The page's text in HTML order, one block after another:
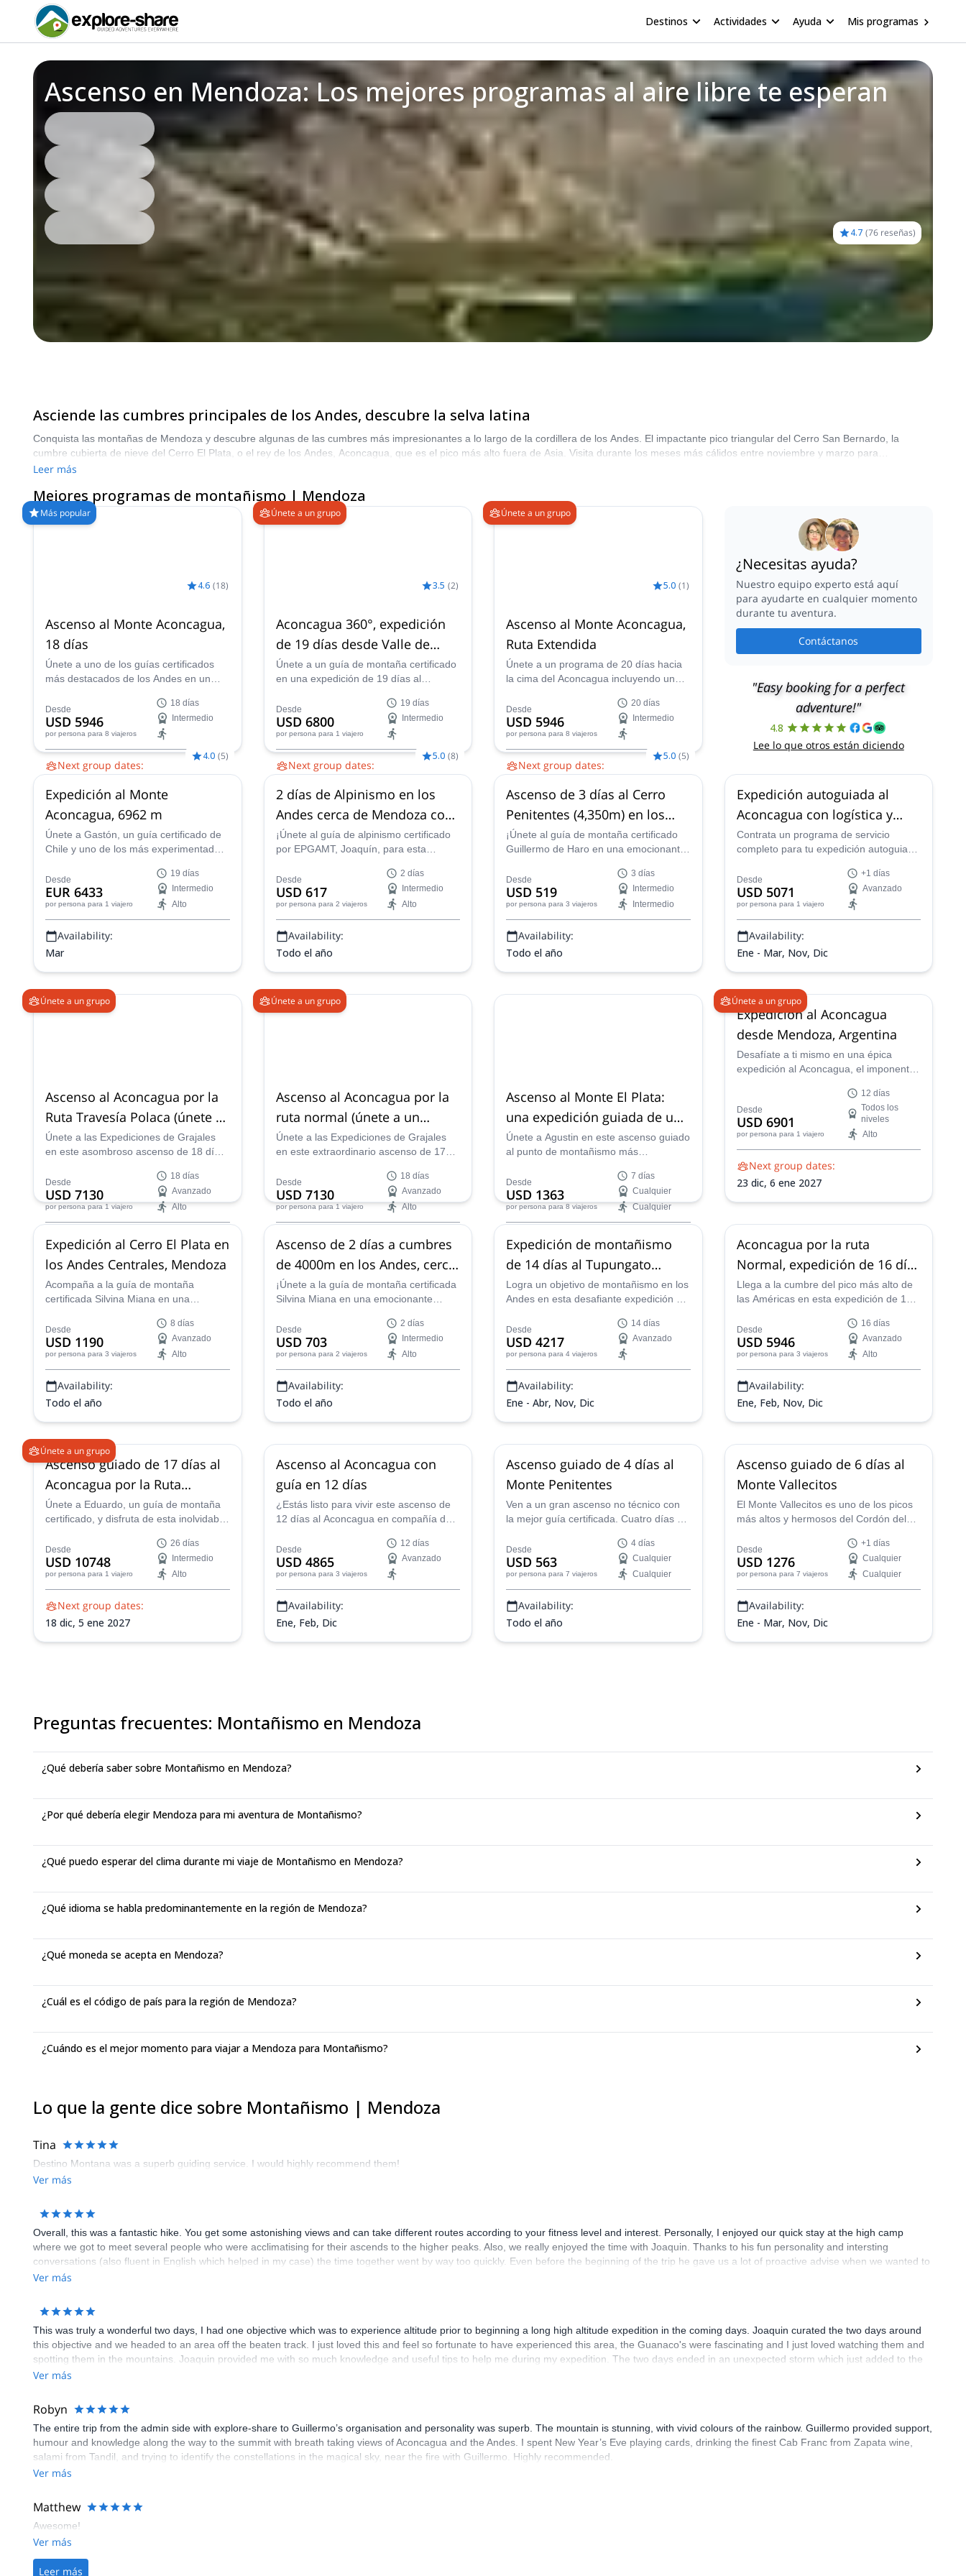
Destinos Actividades Ayuda Mis programas
Ascenso en Mendoza: Los mejores programas al aire libre te esperan
4.7 (76 reseñas)
Asciende las cumbres principales de los Andes, descubre la selva latina
Conquista las montañas de Mendoza y descubre algunas de las cumbres más impresionantes a lo largo de la cordillera de los Andes. El impactante pico triangular del Cerro San Bernardo, la
cumbre cubierta de nieve del Cerro El Plata, o el rey de los Andes, Aconcagua, que es el pico más alto fuera de Asia. Visita durante los meses más cálidos entre noviembre y marzo para
condiciones ideales de montañismo.
Leer más
Mejores programas de montañismo | Mendoza
Más popular
4.6 (18)
Ascenso al Monte Aconcagua,
18 días
Únete a uno de los guías certificados
más destacados de los Andes en un
la cumbre del Monte Aconcagua en
Argentina, ¡el pico más alto de
Sudamérica!
Desde
USD 5946
por persona para 8 viajeros
18 días
Intermedio
Next group dates:
dic,5 ene 2027,12 ene 2027,
2027,26 ene 2027,2 feb 2027,
2027,
13 feb 2027
Únete a un grupo
3.5 (2)
Aconcagua 360°, expedición
de 19 días desde Valle de
Vacas
Únete a un guía de montaña certificado
en una expedición de 19 días al
con 6962 m. Esta ruta asciende por el
Valle de Vacas y desciende por la Ruta
Normal, ofreciendo una vista
panorámica de este majestuoso pico
andino.
Desde
USD 6800
por persona para 1 viajero
19 días
Intermedio
Next group dates:
ene 2027,8 ene 2027,15 ene 2027,
ene 2027,29 ene 2027,5 feb 2027
Únete a un grupo
5.0 (1)
Ascenso al Monte Aconcagua,
Ruta Extendida
Únete a un programa de 20 días hacia
la cima del Aconcagua incluyendo una
m). Ideal para alpinistas que quieren
asegurarse de aclimatarse
correctamente.
Desde
USD 5946
por persona para 8 viajeros
20 días
Intermedio
Next group dates:
dic,3 ene 2027,10 ene 2027,17 ene
2027,24 ene 2027,31 ene 2027,7 feb
2027
¿Necesitas ayuda?
Nuestro equipo experto está aquí
para ayudarte en cualquier momento
durante tu aventura.
Contáctanos
"Easy booking for a perfect
adventure!"
4.8
Lee lo que otros están diciendo
4.0 (5)
Expedición al Monte
Aconcagua, 6962 m
Únete a Gastón, un guía certificado de
Chile y uno de los más experimentados
Aconcagua, ¡la cumbre más alta de
Sudamérica!
Desde
EUR 6433
por persona para 1 viajero
19 días
Intermedio
Alto
Availability:
Mar
5.0 (8)
2 días de Alpinismo en los
Andes cerca de Mendoza con
una cumbre de 4.000m
¡Únete al guía de alpinismo certificado
por EPGAMT, Joaquín, para esta
2 días en las espectaculares montañas
de la región de Mendoza, Argentina!
Desde
USD 617
por persona para 2 viajeros
2 días
Intermedio
Alto
Availability:
Todo el año
5.0 (5)
Ascenso de 3 días al Cerro
Penitentes (4,350m) en los
Andes, cerca de Mendoza
¡Únete al guía de montaña certificado
Guillermo de Haro en una emocionante
Penitentes en la cordillera de los Andes
en Mendoza, Argentina!
Desde
USD 519
por persona para 3 viajeros
3 días
Intermedio
Intermedio
Availability:
Todo el año
Expedición autoguiada al
Aconcagua con logística y
apoyo
Contrata un programa de servicio
completo para tu expedición autoguiada
servicios de campamento base y apoyo
de mulas incluido, proporcionado por
Inka, una empresa local experimentada
de Mendoza, Argentina.
Desde
USD 5071
por persona para 1 viajero
+1 días
Avanzado
Availability:
Ene - Mar, Nov, Dic
Únete a un grupo
Ascenso al Aconcagua por la
Ruta Travesía Polaca (únete a
un grupo)
Únete a las Expediciones de Grajales
en este asombroso ascenso de 18 días
de travesía polaca. Prepárate para una
experiencia increíble.
Desde
USD 7130
por persona para 1 viajero
18 días
Avanzado
Alto
Next group dates:
29 nov,
ene 2027,10 ene 2027,17 ene 2027,
24 ene 2027,31 ene 2027,7 feb 2027,
14 feb 2027
Únete a un grupo
Ascenso al Aconcagua por la
ruta normal (únete a un
grupo)
Únete a las Expediciones de Grajales
en este extraordinario ascenso de 17
ruta normal. ¡Alcanza el pico más alto
de América!
Desde
USD 7130
por persona para 1 viajero
18 días
Avanzado
Alto
Next group dates:
ene 2027,10 ene 2027,17 ene 2027,
24 ene 2027,31 ene 2027,7 feb 2027,
14 feb 2027
Ascenso al Monte El Plata:
una expedición guiada de una
semana
Únete a Agustin en este ascenso guiado
al punto de montañismo más
Plata. Con el mejor guía de montaña,
descubrirás esta impresionante
subcadena de los Andes.
Desde
USD 1363
por persona para 8 viajeros
7 días
Cualquier
Cualquier
Availability:
Ene - May, Sep - Dic
Únete a un grupo
Expedición al Aconcagua
desde Mendoza, Argentina
Desafíate a ti mismo en una épica
expedición al Aconcagua, el imponente
las Américas. Nuestro itinerario
cuidadosamente diseñado prioriza la
aclimatación, asegurando tu seguridad
y éxito.
Desde
USD 6901
por persona para 1 viajero
12 días
Todos los
niveles
Alto
Next group dates:
23 dic, 6 ene 2027
Expedición al Cerro El Plata en
los Andes Centrales, Mendoza
Acompaña a la guía de montaña
certificada Silvina Miana en una
Plata en los Andes Centrales en
Mendoza y disfruta de vistas
impresionantes desde la cumbre!
Desde
USD 1190
por persona para 3 viajeros
8 días
Avanzado
Alto
Availability:
Todo el año
Ascenso de 2 días a cumbres
de 4000m en los Andes, cerca
de Mendoza
¡Únete a la guía de montaña certificada
Silvina Miana en una emocionante
hasta la cima de uno de los
impresionantes picos de 4000m en los
Andes Centrales cerca de Mendoza!
Desde
USD 703
por persona para 2 viajeros
2 días
Intermedio
Alto
Availability:
Todo el año
Expedición de montañismo
de 14 días al Tupungato
(6,560m) desde Santiago, Chile
Logra un objetivo de montañismo en los
Andes en esta desafiante expedición de
Tupungato desde Santiago de Chile. El
guía aspirante certificado por la UIAGM,
Nicolás, estará encantado de llevarte
allí.
Desde
USD 4217
por persona para 4 viajeros
14 días
Avanzado
Availability:
Ene - Abr, Nov, Dic
Aconcagua por la ruta
Normal, expedición de 16 días
al pico más alto de América
Llega a la cumbre del pico más alto de
las Américas en esta expedición de 16
aspirante UIAGM Nicolás.
Desde
USD 5946
por persona para 3 viajeros
16 días
Avanzado
Alto
Availability:
Ene, Feb, Nov, Dic
Únete a un grupo
Ascenso guiado de 17 días al
Aconcagua por la Ruta
Normal
Únete a Eduardo, un guía de montaña
certificado, y disfruta de esta inolvidable
cumbre del Aconcagua, el pico más alto
de Sudamérica.
Desde
USD 10748
por persona para 1 viajero
26 días
Intermedio
Alto
Next group dates:
18 dic, 5 ene 2027
Ascenso al Aconcagua con
guía en 12 días
¿Estás listo para vivir este ascenso de
12 días al Aconcagua en compañía del
Martín? ¡Él liderará el ascenso a
América, una experiencia única en la
vida!
Desde
USD 4865
por persona para 3 viajeros
12 días
Avanzado
Availability:
Ene, Feb, Dic
Ascenso guiado de 4 días al
Monte Penitentes
Ven a un gran ascenso no técnico con
la mejor guía certificada. Cuatro días de
Monte Aconcagua y el Volcán
Tupungato, en los Andes Centrales.
Desde
USD 563
por persona para 7 viajeros
4 días
Cualquier
Cualquier
Availability:
Todo el año
Ascenso guiado de 6 días al
Monte Vallecitos
El Monte Vallecitos es uno de los picos
más altos y hermosos del Cordón del
que conozco muy bien. Únete a mí en
este ascenso guiado de 6 días y
prepárate para un futuro objetivo mayor.
Desde
USD 1276
por persona para 7 viajeros
+1 días
Cualquier
Cualquier
Availability:
Ene - Mar, Nov, Dic
Preguntas frecuentes: Montañismo en Mendoza
¿Qué debería saber sobre Montañismo en Mendoza?
¿Por qué debería elegir Mendoza para mi aventura de Montañismo?
¿Qué puedo esperar del clima durante mi viaje de Montañismo en Mendoza?
¿Qué idioma se habla predominantemente en la región de Mendoza?
¿Qué moneda se acepta en Mendoza?
¿Cuál es el código de país para la región de Mendoza?
¿Cuándo es el mejor momento para viajar a Mendoza para Montañismo?
Lo que la gente dice sobre Montañismo | Mendoza
Tina
Destino Montana was a superb guiding service. I would highly recommend them!
Ver más
Overall, this was a fantastic hike. You get some astonishing views and can take different routes according to your fitness level and interest. Personally, I enjoyed our quick stay at the high camp
where we got to meet several people who were acclimatising for their ascends to the higher peaks. Also, we really enjoyed the time with Joaquin. Thanks to his fun personality and intersting
conversations (also fluent in English which helped in my case) the time together went by way too quickly. Even before the beginning of the trip he gave us a lot of proactive advise when we wanted to
choose a route that suited our demands and later he helped us with finding places to get some extra gear. During the trip and thanks to Joaquins deep knowledge of the region, he was able to adapt
the asado we prepared on the first evening which was the best meal we had in Argentina.
Ver más
This was truly a wonderful two days, I had one objective which was to experience altitude prior to beginning a long high altitude expedition in the coming days. Joaquin curated the two days around
this objective and we headed to an area off the beaten track. I just loved this and feel so fortunate to have experienced this area, the Guanaco's were fascinating and I just loved watching them and
spotting them in the mountains. Joaquin provided me with so much knowledge and useful tips to help me during my expedition. The two days ended in an unexpected storm which just added to the
fun and really rounded out what was one of the most memorable hikes I have done to date. Next time I'm back in Mendoza I will definitely call on Joaquin again.
Ver más
Robyn
The entire trip from the admin side with explore-share to Guillermo’s organisation and personality was superb. The mountain is stunning, with vivid colours of the rainbow. Guillermo provided support,
humour and knowledge along the way to the summit with breath taking views of Aconcagua and the Andes. I spent New Year’s Eve playing cards, drinking the finest Cab Franc from Zapata wine,
salami from Tandil, and trying to identify the constellations in the magical sky, near the fire with Guillermo. Highly recommended.
Ver más
Matthew
Awesome!
Ver más
Leer más